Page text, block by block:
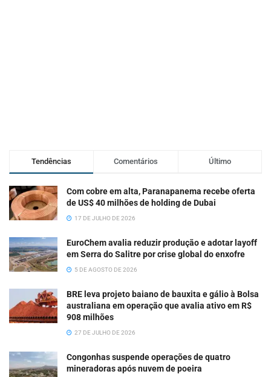
Tendências Comentários Último
Com cobre em alta, Paranapanema recebe oferta
de US$ 40 milhões de holding de Dubai
17 DE JULHO DE 2026
EuroChem avalia reduzir produção e adotar layoff
em Serra do Salitre por crise global do enxofre
5 DE AGOSTO DE 2026
BRE leva projeto baiano de bauxita e gálio à Bolsa
australiana em operação que avalia ativo em R$
908 milhões
27 DE JULHO DE 2026
Congonhas suspende operações de quatro
mineradoras após nuvem de poeira